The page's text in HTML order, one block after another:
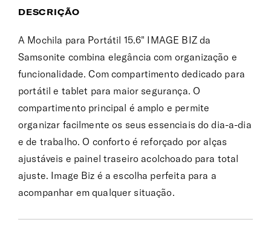
DESCRIÇÃO
A Mochila para Portátil 15.6" IMAGE BIZ da
Samsonite combina elegância com organização e
funcionalidade. Com compartimento dedicado para
portátil e tablet para maior segurança. O
compartimento principal é amplo e permite
organizar facilmente os seus essenciais do dia-a-dia
e de trabalho. O conforto é reforçado por alças
ajustáveis e painel traseiro acolchoado para total
ajuste. Image Biz é a escolha perfeita para a
acompanhar em qualquer situação.